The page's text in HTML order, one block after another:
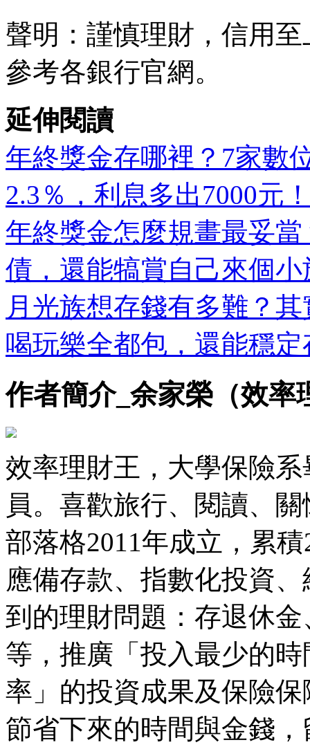
聲明：謹慎理財，信用
參考各銀行官網。
延伸閱讀
年終獎金存哪裡？7家數
2.3％，利息多出7000元
年終獎金怎麼規畫最妥
債，還能犒賞自己來個小
月光族想存錢有多難？
喝玩樂全都包，還能穩
作者簡介_余家榮（效率
效率理財王，大學保險
員。喜歡旅行、閱讀、
部落格2011年成立，累
應備存款、指數化投資
到的理財問題：存退休
等，推廣「投入最少的
率」的投資成果及保險保
節省下來的時間與金錢